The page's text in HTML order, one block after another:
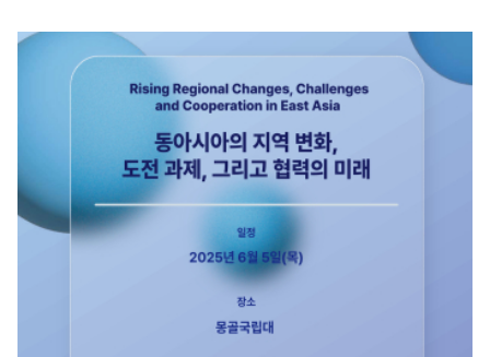
대학 학생들도 참석하여 뜨거운 토론을 이어갔다. 이에 앞서 21일에는 한국 청년들을
중심으로 한 공공외교 단체인 ‘K-커넥터즈(K-Connectors)’ 학생들은 후쿠오카여대
학생들과 함께 교류 활동을 진행하였다. 특히 교류 활동에서 양국 학생들은 ‘한일관
계’를 주제로 조별 발표 및 토론을 진행하였고, 이를 바탕으로 교류 활동 영상을 릴스
형식으로 제작하였다. 총 3개 팀이 참여해 1팀이 우승을 차지하였으며, 영상은 양 기관
의 홍보 채널을 통해 소개될 계획이다. 이튿날인 6월 23일에는 후쿠오카대학교에서
정규 수업 시간 중 K-커넥터즈 학생의 발제와 양국 학생 간 조별 토론이 이루어졌다.
수업을 마무리할 때는 K-커넥터즈, 후쿠오카대 동아시아 지역언어학과 학생들 모두
‘파이팅’을 외치며 화목하게 행사를 매듭지었다. 한편, 인하대학교 K-학술확산연구센
터는 이번 행사 참석자들을 대상으로 K학술확산연구소사업을 소개하고, 새롭게 제작
한 일본어 홍보 팜플렛도 배포하여 큰 호응을 얻었다. 이어서, 주후쿠오카 대한민국총
영사관이 주최한 ‘한일국교정상화 60주년’ 기념식전에도 참석하여 연구소와 센터의
사업들을 주요 인사들에게 적극적으로 홍보하는 기회로 삼았다. K-학술확산연구센
터는 앞으로도 한일 양국 청년들과 연구자들이 함께 만들어가는 실질적이고 지속 가능
한 학술 및 문화 교류를 이어갈 계획이다. (사진자료) 학술행사 사진 / 행사 프로그